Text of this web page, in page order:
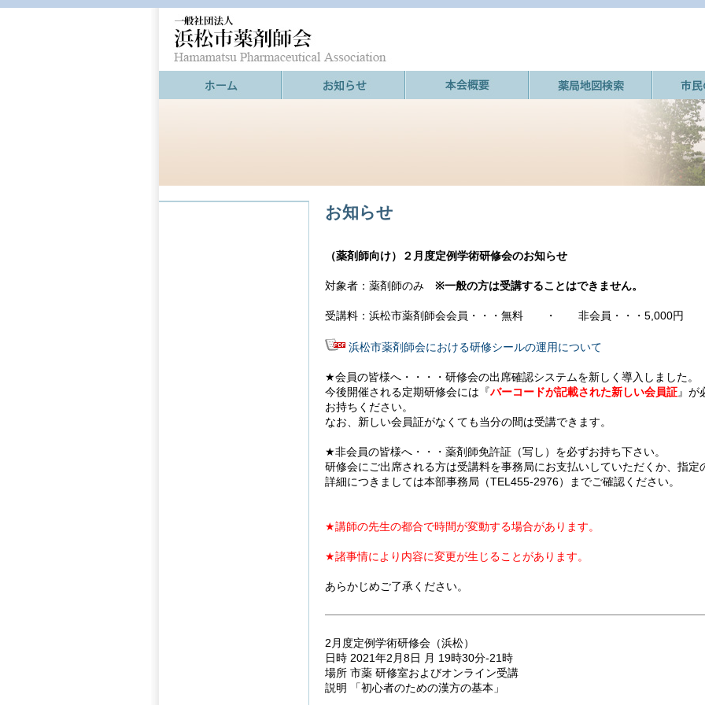
お知らせ
（薬剤師向け）２月度定例学術研修会のお知らせ
対象者：薬剤師のみ ※一般の方は受講することはできません。
受講料：浜松市薬剤師会会員・・・無料 ・ 非会員・・・5,000円
浜松市薬剤師会における研修シールの運用について
★会員の皆様へ・・・・研修会の出席確認システムを新しく導入しました。
今後開催される定期研修会には『バーコードが記載された新しい会員証』が
お持ちください。
なお、新しい会員証がなくても当分の間は受講できます。
★非会員の皆様へ・・・薬剤師免許証（写し）を必ずお持ち下さい。
研修会にご出席される方は受講料を事務局にお支払いしていただくか、指
詳細につきましては本部事務局（TEL455-2976）までご確認ください。
★講師の先生の都合で時間が変動する場合があります。
★諸事情により内容に変更が生じることがあります。
あらかじめご了承ください。
2月度定例学術研修会（浜松）
日時 2021年2月8日 月 19時30分-21時
場所 市薬 研修室およびオンライン受講
説明 「初心者のための漢方の基本」